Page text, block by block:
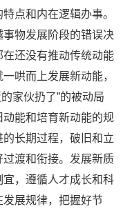
点和内在逻辑办事。
物发展阶段的错误决
还没有推动传统动能
哄而上发展新动能，
家伙扔了”的被动局
能和培育新动能的规
长期过程，破旧和立
渡和衔接。发展新质
，遵循人才成长和科
展规律，把握好节